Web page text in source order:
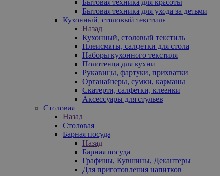
Бытовая техника для красоты
Бытовая техника для ухода за детьми
Кухонный, столовый текстиль
Назад
Кухонный, столовый текстиль
Плейсматы, салфетки для стола
Наборы кухонного текстиля
Полотенца для кухни
Рукавицы, фартуки, прихватки
Органайзеры, сумки, карманы
Скатерти, салфетки, клеенки
Аксессуары для стульев
Столовая
Назад
Столовая
Барная посуда
Назад
Барная посуда
Графины, Кувшины, Декантеры
Для приготовления напитков